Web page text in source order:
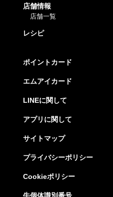
店舗情報
店舗一覧
レシピ
ポイントカード
エムアイカード
LINEに関して
アプリに関して
サイトマップ
プライバシーポリシー
Cookieポリシー